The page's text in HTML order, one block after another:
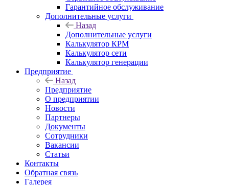
Гарантийное обслуживание
Дополнительные услуги
Назад
Дополнительные услуги
Калькулятор КРМ
Калькулятор сети
Калькулятор генерации
Предприятие
Назад
Предприятие
О предприятии
Новости
Партнеры
Документы
Сотрудники
Вакансии
Статьи
Контакты
Обратная связь
Галерея